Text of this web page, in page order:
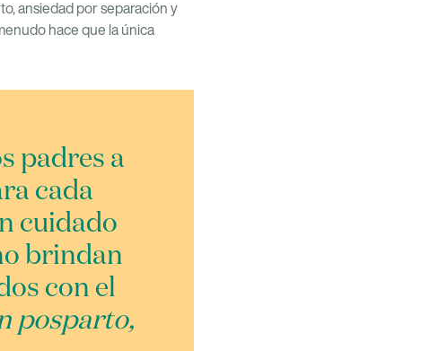
ansiedad por separación y
hace que la única
padres a
cada
cuidado
brindan
con el
posparto,